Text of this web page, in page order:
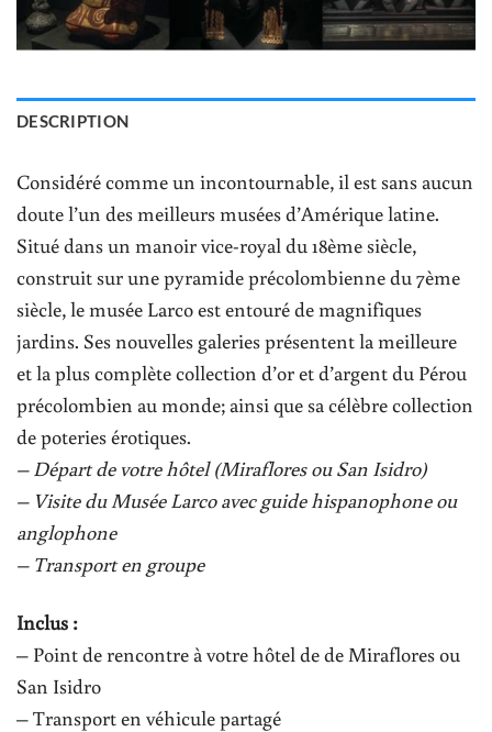
DESCRIPTION
Considéré comme un incontournable, il est sans aucun
doute l’un des meilleurs musées d’Amérique latine.
Situé dans un manoir vice-royal du 18ème siècle,
construit sur une pyramide précolombienne du 7ème
siècle, le musée Larco est entouré de magnifiques
jardins. Ses nouvelles galeries présentent la meilleure
et la plus complète collection d’or et d’argent du Pérou
précolombien au monde; ainsi que sa célèbre collection
de poteries érotiques.
– Départ de votre hôtel (Miraflores ou San Isidro)
– Visite du Musée Larco avec guide hispanophone ou
anglophone
– Transport en groupe
Inclus :
– Point de rencontre à votre hôtel de de Miraflores ou
San Isidro
– Transport en véhicule partagé